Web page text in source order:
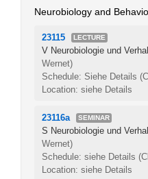
Neurobiology and
23115 LECTURE
V Neurobiologie und
Wernet)
Schedule: Siehe Details
Location: siehe Details
23116a SEMINAR
S Neurobiologie und
Wernet)
Schedule: siehe Details
Location: siehe Details